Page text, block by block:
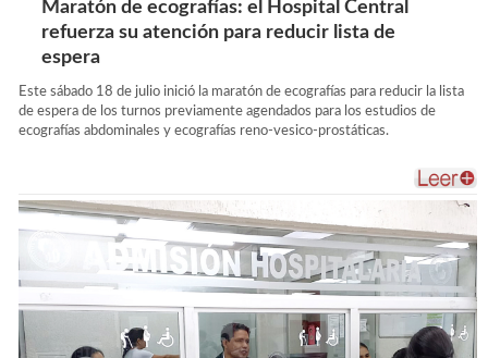
Maratón de ecografías: el Hospital Central
refuerza su atención para reducir lista de
espera
Este sábado 18 de julio inició la maratón de ecografías para reducir la lista
de espera de los turnos previamente agendados para los estudios de
ecografías abdominales y ecografías reno-vesico-prostáticas.